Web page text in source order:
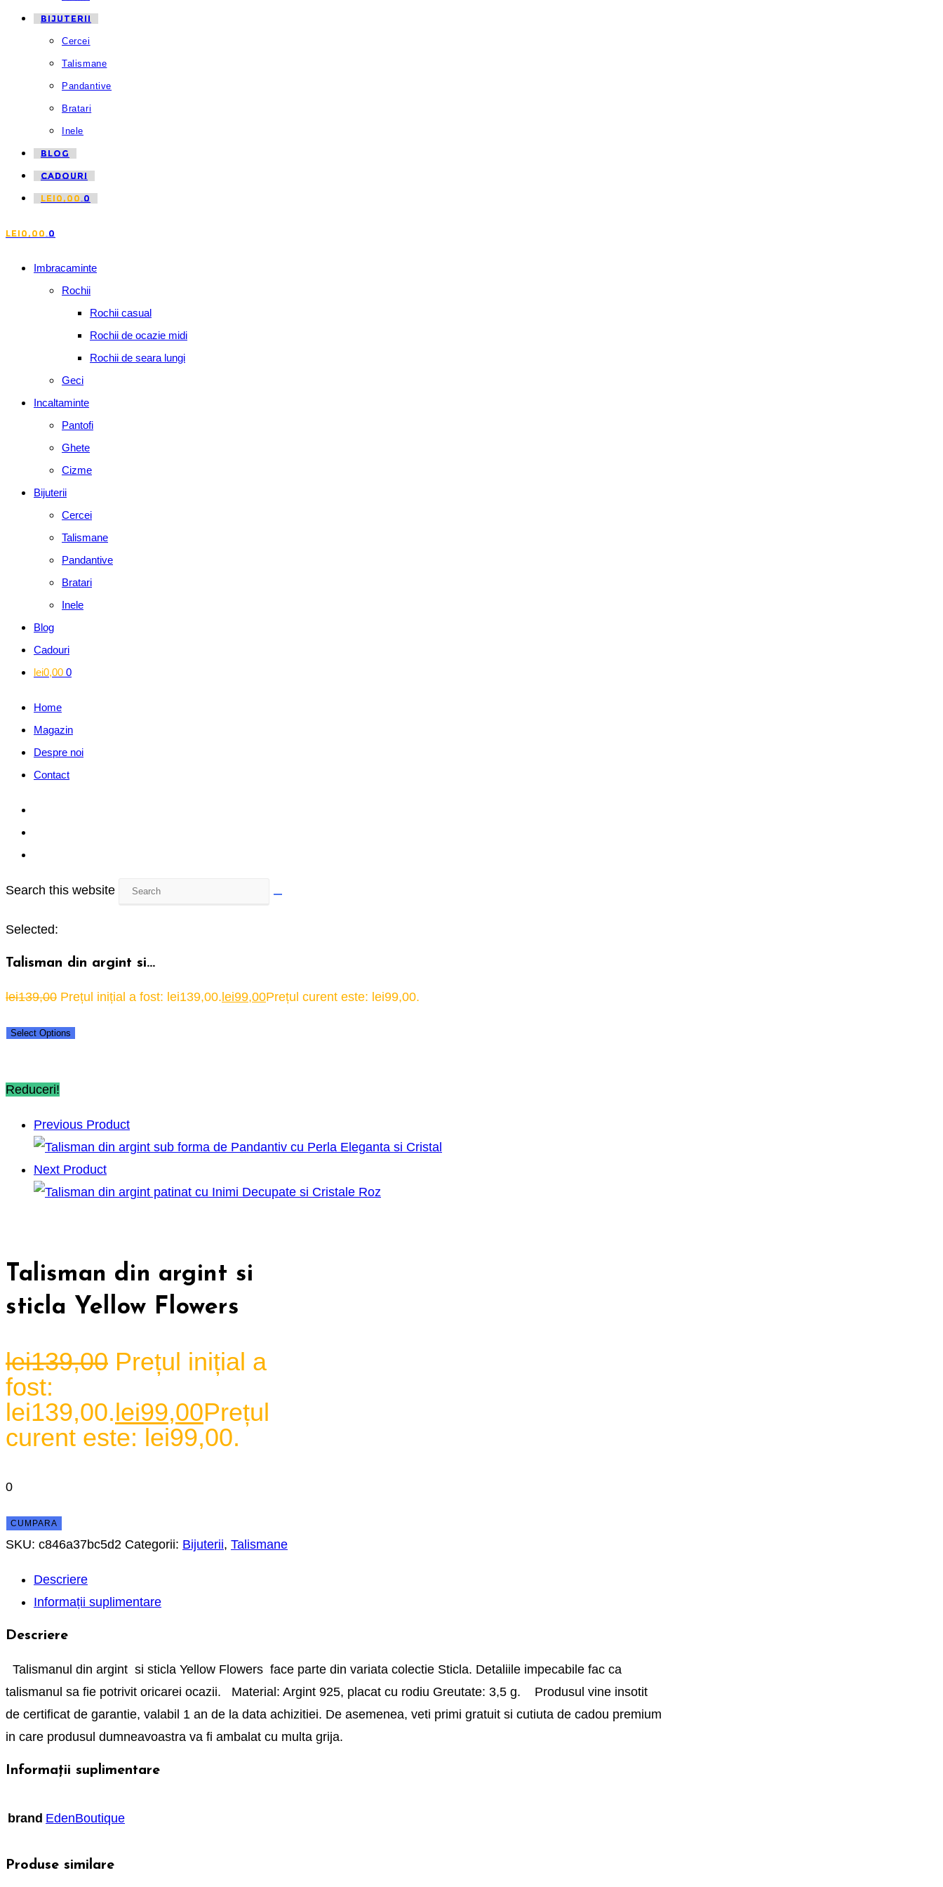
BIJUTERII
Cercei
Talismane
Pandantive
Bratari
Inele
BLOG
CADOURI
LEI0,00 0
LEI0,00 0
Imbracaminte
Rochii
Rochii casual
Rochii de ocazie midi
Rochii de seara lungi
Geci
Incaltaminte
Pantofi
Ghete
Cizme
Bijuterii
Cercei
Talismane
Pandantive
Bratari
Inele
Blog
Cadouri
lei0,00 0
Home
Magazin
Despre noi
Contact
Search this website
Selected:
Talisman din argint si…
lei139,00 Prețul inițial a fost: lei139,00. lei99,00Prețul curent este: lei99,00.
Select Options
Reduceri!
Previous Product
Next Product
Talisman din argint si
sticla Yellow Flowers
lei139,00 Prețul inițial a
fost:
lei139,00.lei99,00Prețul
curent este: lei99,00.
0
CUMPARA
SKU: c846a37bc5d2 Categorii: Bijuterii, Talismane
Descriere
Informații suplimentare
Descriere
Talismanul din argint si sticla Yellow Flowers face parte din variata colectie Sticla. Detaliile impecabile fac ca
talismanul sa fie potrivit oricarei ocazii. Material: Argint 925, placat cu rodiu Greutate: 3,5 g. Produsul vine insotit
de certificat de garantie, valabil 1 an de la data achizitiei. De asemenea, veti primi gratuit si cutiuta de cadou premium
in care produsul dumneavoastra va fi ambalat cu multa grija.
Informații suplimentare
brand EdenBoutique
Produse similare